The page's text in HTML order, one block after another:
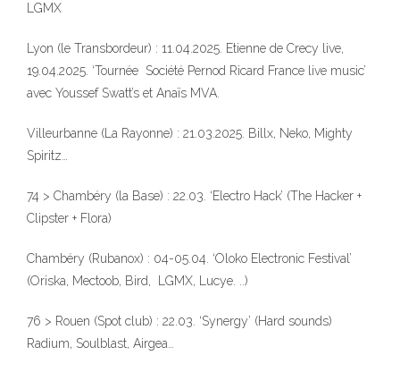
LGMX
Lyon (le Transbordeur) : 11.04.2025. Etienne de Crecy live,
19.04.2025. ‘Tournée Société Pernod Ricard France live music’
avec Youssef Swatt’s et Anaïs MVA.
Villeurbanne (La Rayonne) : 21.03.2025. Billx, Neko, Mighty
Spiritz…
74 > Chambéry (la Base) : 22.03. ‘Electro Hack’ (The Hacker +
Clipster + Flora)
Chambéry (Rubanox) : 04-05.04. ‘Oloko Electronic Festival’
(Oriska, Mectoob, Bird, LGMX, Lucye. ..)
76 > Rouen (Spot club) : 22.03. ‘Synergy’ (Hard sounds)
Radium, Soulblast, Airgea…